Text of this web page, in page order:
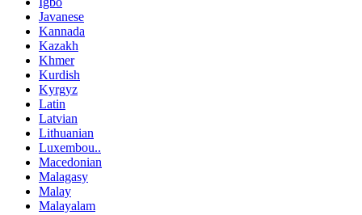
Javanese
Kannada
Kazakh
Khmer
Kurdish
Kyrgyz
Latin
Latvian
Lithuanian
Luxembou..
Macedonian
Malagasy
Malay
Malayalam